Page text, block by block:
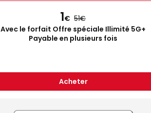
1€ 51
Avec le forfait Offre spéciale Illimité 5G+
Payable en plusieurs fois
Acheter